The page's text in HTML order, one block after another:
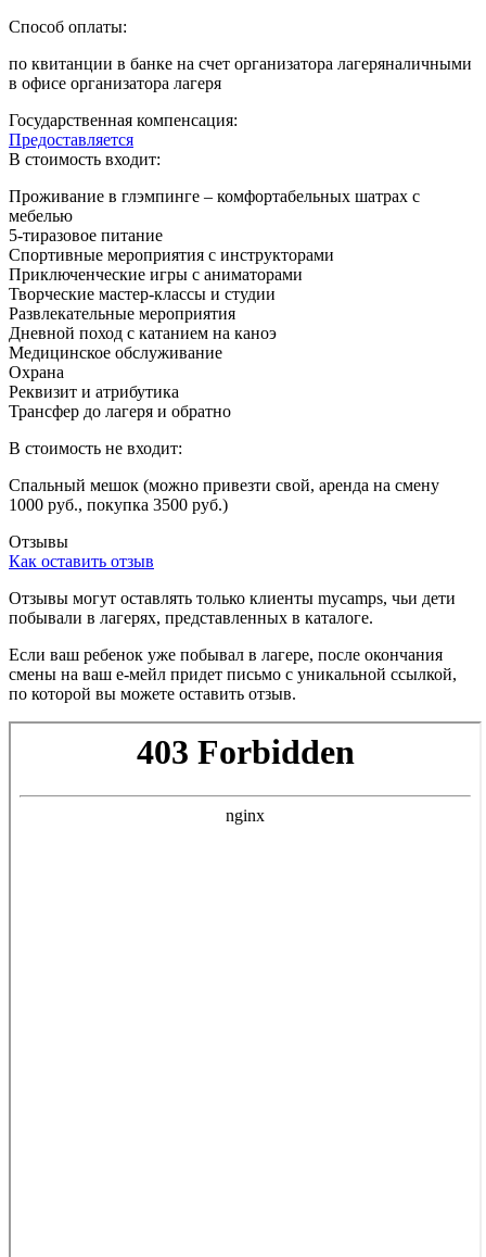
Способ оплаты:
по квитанции в банке на счет организатора лагеряналичными
в офисе организатора лагеря
Государственная компенсация:
Предоставляется
В стоимость входит:
Проживание в глэмпинге – комфортабельных шатрах с
мебелью
5-тиразовое питание
Спортивные мероприятия с инструкторами
Приключенческие игры с аниматорами
Творческие мастер-классы и студии
Развлекательные мероприятия
Дневной поход с катанием на каноэ
Медицинское обслуживание
Охрана
Реквизит и атрибутика
Трансфер до лагеря и обратно
В стоимость не входит:
Спальный мешок (можно привезти свой, аренда на смену
1000 руб., покупка 3500 руб.)
Отзывы
Как оставить отзыв
Отзывы могут оставлять только клиенты mycamps, чьи дети
побывали в лагерях, представленных в каталоге.
Если ваш ребенок уже побывал в лагере, после окончания
смены на ваш е-мейл придет письмо с уникальной ссылкой,
по которой вы можете оставить отзыв.